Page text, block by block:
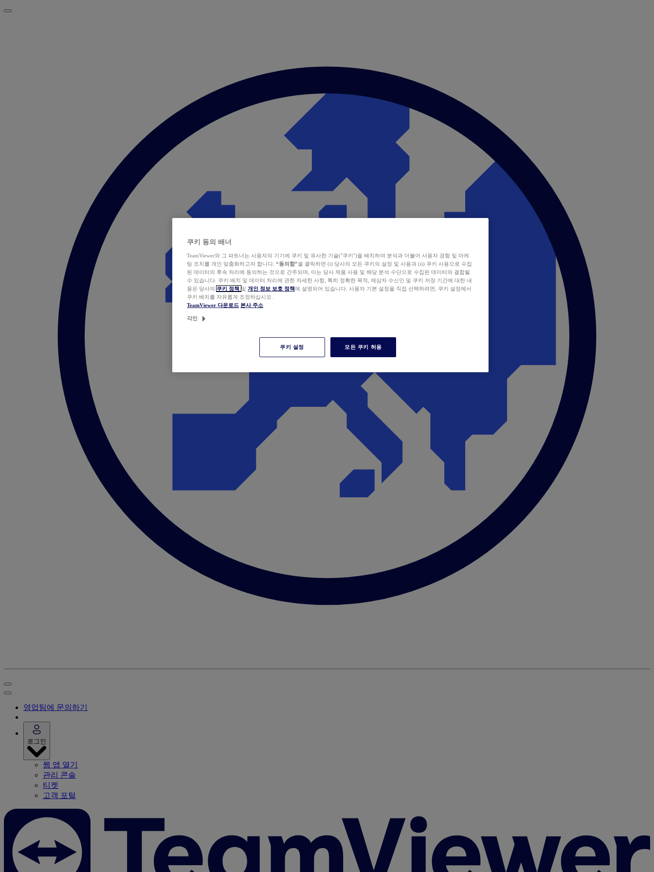
영업팀에 문의하기
로그인
웹 앱 열기
관리 콘솔
티켓
고객 포털
쿠키 동의 배너
TeamViewer와 그 파트너는 사용자의 기기에 쿠키 및 유사한 기술("쿠키")을 배치하여 분석과 더불어 사용자 경험 및 마케
팅 조치를 개인 맞춤화하고자 합니다. “동의함”을 클릭하면 (i) 당사의 모든 쿠키의 설정 및 사용과 (ii) 쿠키 사용으로 수집
된 데이터의 후속 처리에 동의하는 것으로 간주되며, 이는 당사 제품 사용 및 해당 분석 수단으로 수집된 데이터와 결합될
수 있습니다. 쿠키 배치 및 데이터 처리에 관한 자세한 사항, 특히 정확한 목적, 제삼자 수신인 및 쿠키 저장 기간에 대한 내
용은 당사의 쿠키 정책 및 개인 정보 보호 정책에 설명되어 있습니다. 사용자 기본 설정을 직접 선택하려면, 쿠키 설정에서
쿠키 배치를 자유롭게 조정하십시오.
TeamViewer 다운로드 본사 주소
각인
쿠키 설정 모든 쿠키 허용